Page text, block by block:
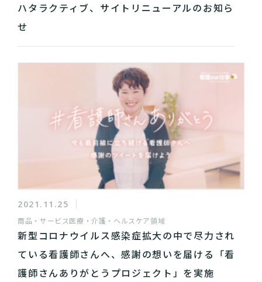
ハタラクティブ、サイトリニューアルのお知ら
せ
2021.11.25
商品・サービス医療・介護・ヘルスケア領域
新型コロナウイルス感染症拡大の中で尽力され
ている看護師さんへ、感謝の想いを届ける「看
護師さんありがとうプロジェクト」を実施